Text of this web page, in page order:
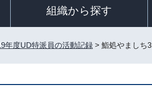
組織から探す
年度UD特派員の活動記録 > 鮨処やましち3